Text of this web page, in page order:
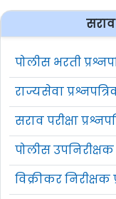
सराव
पोलीस भरती
राज्यसेवा
सराव परीक्षा
पोलीस उपनिरीक्षक
विक्रीकर निरीक्षक